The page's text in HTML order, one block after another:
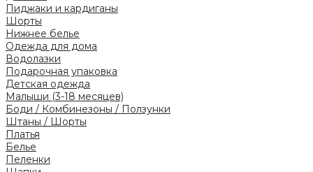
Пиджаки и кардиганы
Шорты
Нижнее белье
Одежда для дома
Водолазки
Подарочная упаковка
Детская одежда
Малыши (3-18 месяцев)
Боди / Комбинезоны / Ползунки
Штаны / Шорты
Платья
Белье
Пеленки